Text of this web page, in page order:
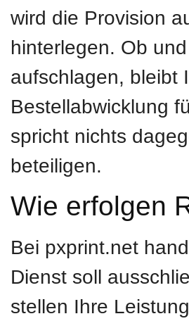
wird die Provision
hinterlegen. Ob
aufschlagen, bleibt
Bestellabwicklung
spricht nichts
beteiligen.
Wie erfolgen
Bei pxprint.net
Dienst soll
stellen Ihre